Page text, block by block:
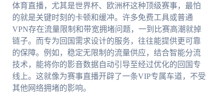
体育直播，尤其是世界杯、欧洲杯这种顶级赛事，最怕
的就是关键时刻的卡顿和缓冲。许多免费工具或普通
VPN存在流量限制和带宽拥堵问题，一到比赛高潮就掉
链子。而专为回国需求设计的服务，往往能提供更可靠
的保障。例如，稳定无限制的流量供应，结合智能分流
技术，能将你的影音数据自动引导至经过优化的回国专
线上。这就像为赛事直播开辟了一条VIP专属车道，不受
其他网络拥堵的影响。